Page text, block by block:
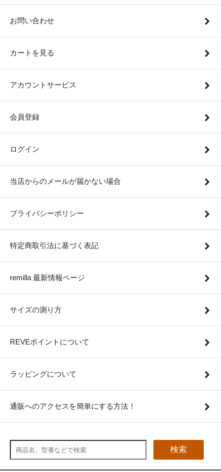
お問い合わせ
カートを見る
アカウントサービス
会員登録
ログイン
当店からのメールが届かない場合
プライバシーポリシー
特定商取引法に基づく表記
remilla 最新情報ページ
サイズの測り方
REVEポイントについて
ラッピングについて
通販へのアクセスを簡単にする方法！
検索